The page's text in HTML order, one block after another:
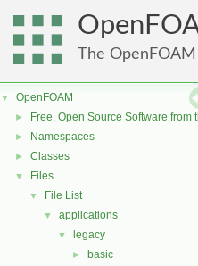
The
▼ OpenFOAM
► Free, Open Source Software from
► Namespaces
► Classes
▼ Files
▼ File List
▼ applications
▼ legacy
► basic